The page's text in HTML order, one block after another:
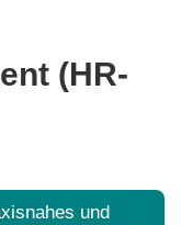
(HR-
und